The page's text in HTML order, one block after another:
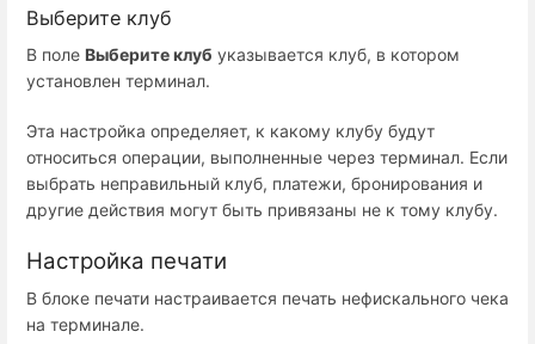
Выберите клуб
В поле Выберите клуб указывается клуб, в котором
установлен терминал.
Эта настройка определяет, к какому клубу будут
относиться операции, выполненные через терминал. Если
выбрать неправильный клуб, платежи, бронирования и
другие действия могут быть привязаны не к тому клубу.
Настройка печати
В блоке печати настраивается печать нефискального чека
на терминале.